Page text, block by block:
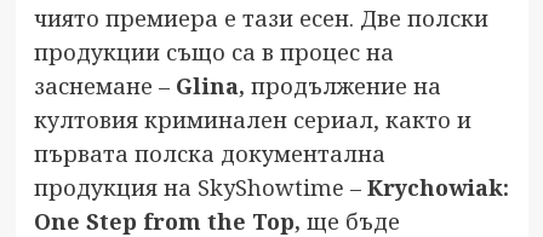
чиято премиера е тази есен. Две полски
продукции също са в процес на
заснемане – Glina, продължение на
култовия криминален сериал, както и
първата полска документална
продукция на SkyShowtime – Krychowiak:
One Step from the Top, ще бъде